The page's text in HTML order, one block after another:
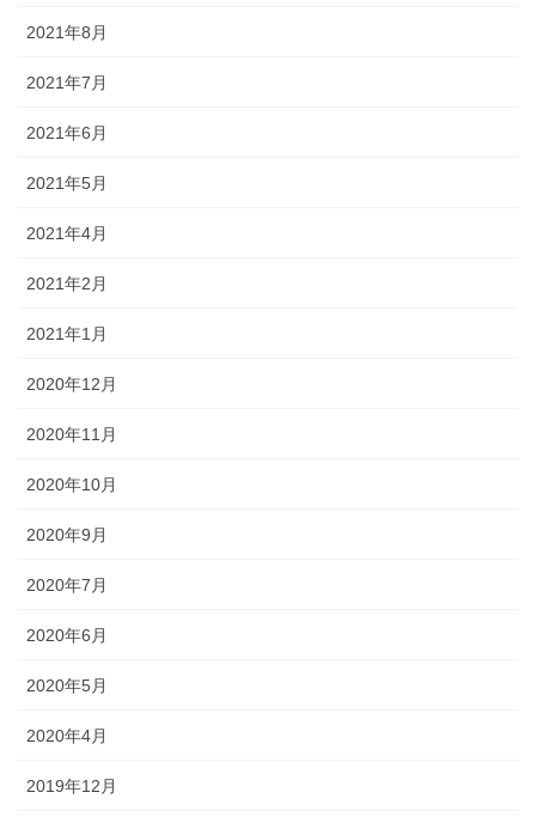
2021年8月
2021年7月
2021年6月
2021年5月
2021年4月
2021年2月
2021年1月
2020年12月
2020年11月
2020年10月
2020年9月
2020年7月
2020年6月
2020年5月
2020年4月
2019年12月